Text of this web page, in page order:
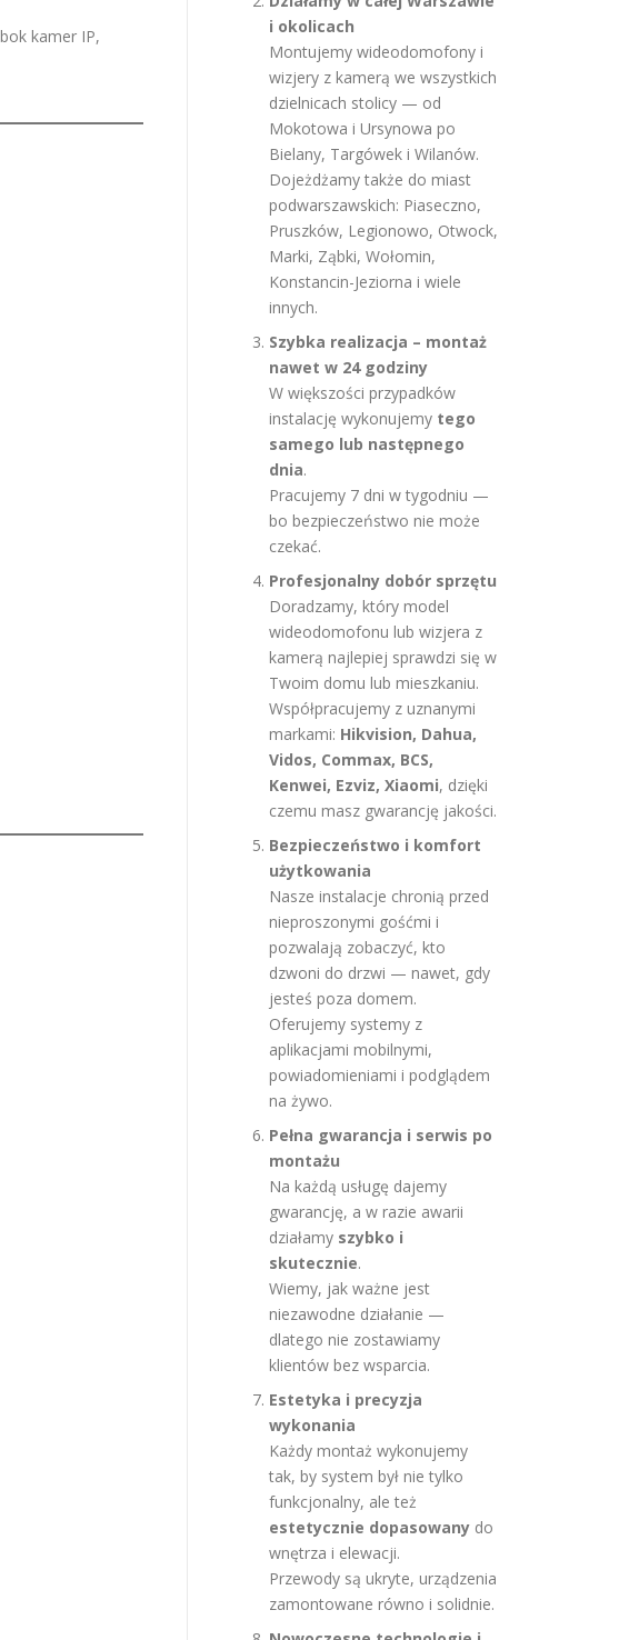
kamer IP,
i okolicach
Montujemy wideodomofony i
wizjery z kamerą we wszystkich
dzielnicach stolicy — od
Mokotowa i Ursynowa po
Bielany, Targówek i Wilanów.
Dojeżdżamy także do miast
podwarszawskich: Piaseczno,
Pruszków, Legionowo, Otwock,
Marki, Ząbki, Wołomin,
Konstancin-Jeziorna i wiele
innych.
Szybka realizacja – montaż
nawet w 24 godziny
W większości przypadków
instalację wykonujemy tego
samego lub następnego
dnia.
Pracujemy 7 dni w tygodniu —
bo bezpieczeństwo nie może
czekać.
Profesjonalny dobór sprzętu
Doradzamy, który model
wideodomofonu lub wizjera z
kamerą najlepiej sprawdzi się w
Twoim domu lub mieszkaniu.
Współpracujemy z uznanymi
markami: Hikvision, Dahua,
Vidos, Commax, BCS,
Kenwei, Ezviz, Xiaomi, dzięki
czemu masz gwarancję jakości.
Bezpieczeństwo i komfort
użytkowania
Nasze instalacje chronią przed
nieproszonymi gośćmi i
pozwalają zobaczyć, kto
dzwoni do drzwi — nawet, gdy
jesteś poza domem.
Oferujemy systemy z
aplikacjami mobilnymi,
powiadomieniami i podglądem
na żywo.
Pełna gwarancja i serwis po
montażu
Na każdą usługę dajemy
gwarancję, a w razie awarii
działamy szybko i
skutecznie.
Wiemy, jak ważne jest
niezawodne działanie —
dlatego nie zostawiamy
klientów bez wsparcia.
Estetyka i precyzja
wykonania
Każdy montaż wykonujemy
tak, by system był nie tylko
funkcjonalny, ale też
estetycznie dopasowany do
wnętrza i elewacji.
Przewody są ukryte, urządzenia
zamontowane równo i solidnie.